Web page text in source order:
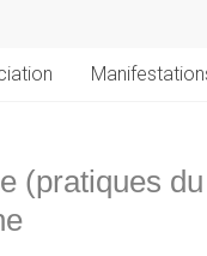
(pratiques